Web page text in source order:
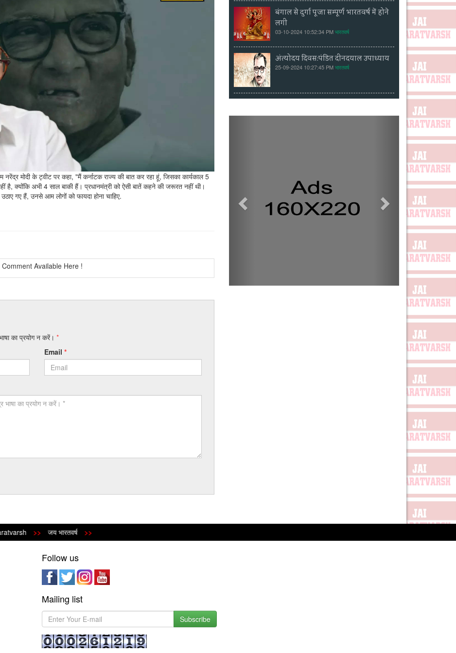
मोदी के ट्वीट पर कहा, "मैं कर्नाटक राज्य की बात कर रहा हूं, जिसका कार्यकाल 5
है, क्योंकि अभी 4 साल बाकी हैं। प्रधानमंत्री को ऐसी बातें कहने की जरूरत नहीं थी।
गए हैं, उनसे आम लोगों को फायदा होना चाहिए.
Comment Available Here !
का प्रयोग न करें। *
Email *
बंगाल से दुर्गा पूजा सम्पूर्ण भारतवर्ष में होने
लगी
03-10-2024 10:52:34 PMभारतवर्ष
अंत्योदय दिवस:पंडित दीनदयाल उपाध्याय
25-09-2024 10:27:45 PMभारतवर्ष
>> जय भारतवर्ष >>
Follow us
Mailing list
Subscribe